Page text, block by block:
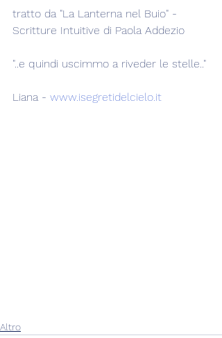
tratto da "La Lanterna nel Buio" -
Scritture Intuitive di Paola Addezio
"..e quindi uscimmo a riveder le stelle.."
Liana - www.isegretidelcielo.it
Altro